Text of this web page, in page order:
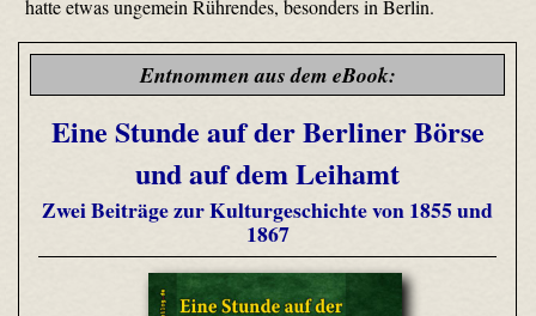
hatte etwas ungemein Rührendes, besonders in Berlin.
Entnommen aus dem eBook:
Eine Stunde auf der Berliner Börse
und auf dem Leihamt
Zwei Beiträge zur Kulturgeschichte von 1855 und
1867